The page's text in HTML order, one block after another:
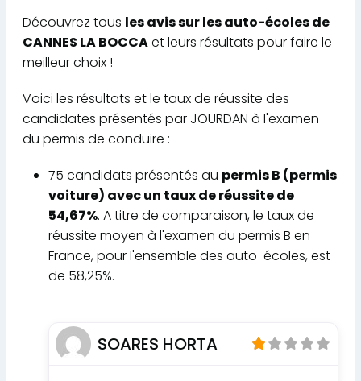
Découvrez tous les avis sur les auto-écoles de
CANNES LA BOCCAet leurs résultats pour faire le
meilleur choix !
Voici les résultats et le taux de réussite des
candidates présentés par JOURDAN à l'examen
du permis de conduire :
75 candidats présentés au permis B (permis
voiture) avec un taux de réussite de
54,67%. A titre de comparaison, le taux de
réussite moyen à l'examen du permis B en
France, pour l'ensemble des auto-écoles, est
de 58,25%.
SOARES HORTA